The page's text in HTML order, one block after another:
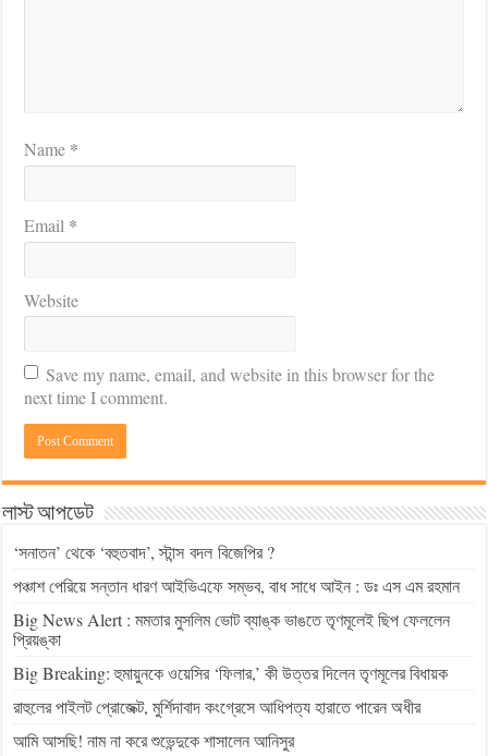
Name *
Email *
Website
Save my name, email, and website in this browser for the
next time I comment.
লাস্ট আপডেট
‘সনাতন’ থেকে ‘বহুতবাদ’, স্টান্স বদল বিজেপির ?
পঞ্চাশ পেরিয়ে সন্তান ধারণ আইভিএফে সম্ভব, বাধ সাধে আইন : ডঃ এস এম রহমান
Big News Alert : মমতার মুসলিম ভোট ব্যাঙ্ক ভাঙতে তৃণমূলেই ছিপ ফেললেন
প্রিয়ঙ্কা
Big Breaking: হুমায়ুনকে ওয়েসির ‘ফিলার,’ কী উত্তর দিলেন তৃণমূলের বিধায়ক
রাহুলের পাইলট প্রোজেক্ট, মুর্শিদাবাদ কংগ্রেসে আধিপত্য হারাতে পারেন অধীর
আমি আসছি! নাম না করে শুভেন্দুকে শাসালেন আনিসুর